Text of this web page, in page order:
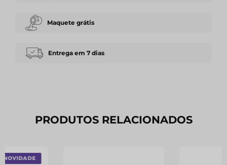
Maquete grátis
Entrega em 7 dias
PRODUTOS RELACIONADOS
NOVIDADE